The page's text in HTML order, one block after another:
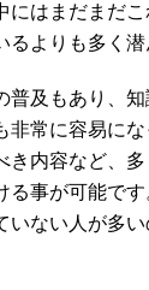
にはまだまだ
るよりも多く潜
及もあり、
非常に容易に
き内容など、
る事が可能で
いない人が多